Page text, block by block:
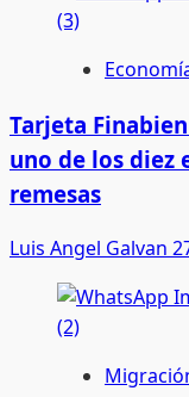
Tarjeta
uno de los diez
remesas
Luis Angel Galvan